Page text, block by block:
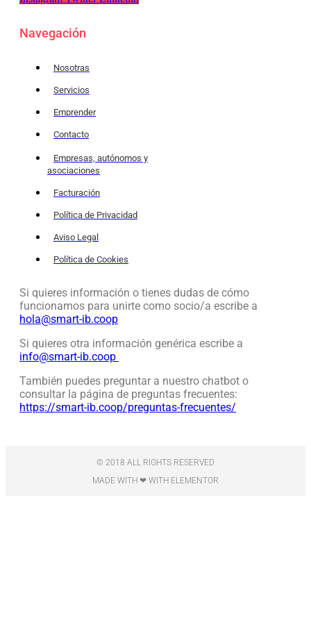
Navegación
Nosotras
Servicios
Emprender
Contacto
Empresas, autónomos y
asociaciones
Facturación
Política de Privacidad
Aviso Legal
Política de Cookies
Si quieres información o tienes dudas de cómo
funcionamos para unirte como socio/a escribe a
hola@smart-ib.coop
Si quieres otra información genérica escribe a
info@smart-ib.coop
También puedes preguntar a nuestro chatbot o
consultar la página de preguntas frecuentes:
https://smart-ib.coop/preguntas-frecuentes/
© 2018 ALL RIGHTS RESERVED​
MADE WITH ❤ WITH ELEMENTOR​